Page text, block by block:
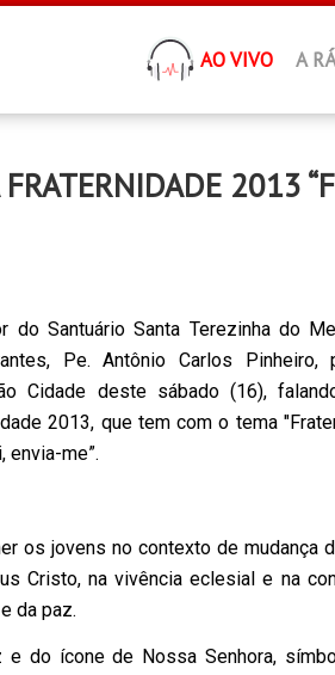
AO VIVO A
2013
do Santuário Santa Terezinha do
Pe. Antônio Carlos
Cidade deste sábado (16),
2013, que tem com o tema
envia-me”.
os jovens no contexto de mudança
Cristo, na vivência eclesial e na
da paz.
do ícone de Nossa Senhora,